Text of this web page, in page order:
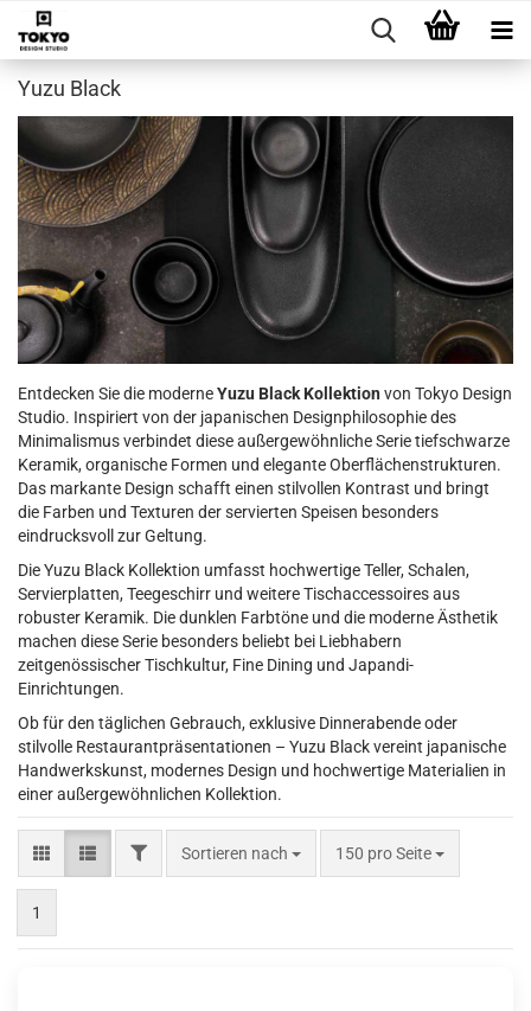
Yuzu Black
Entdecken Sie die moderneYuzu Black Kollektion von Tokyo Design
Studio. Inspiriert von der japanischen Designphilosophie des
Minimalismus verbindet diese außergewöhnliche Serie tiefschwarze
Keramik, organische Formen und elegante Oberflächenstrukturen.
Das markante Design schafft einen stilvollen Kontrast und bringt
die Farben und Texturen der servierten Speisen besonders
eindrucksvoll zur Geltung.
Die Yuzu Black Kollektion umfasst hochwertige Teller, Schalen,
Servierplatten, Teegeschirr und weitere Tischaccessoires aus
robuster Keramik. Die dunklen Farbtöne und die moderne Ästhetik
machen diese Serie besonders beliebt bei Liebhabern
zeitgenössischer Tischkultur, Fine Dining und Japandi-
Einrichtungen.
Ob für den täglichen Gebrauch, exklusive Dinnerabende oder
stilvolle Restaurantpräsentationen – Yuzu Black vereint japanische
Handwerkskunst, modernes Design und hochwertige Materialien in
einer außergewöhnlichen Kollektion.
FILTERSortieren nach
Sortieren nach 150 pro Seite
pro Seite
1